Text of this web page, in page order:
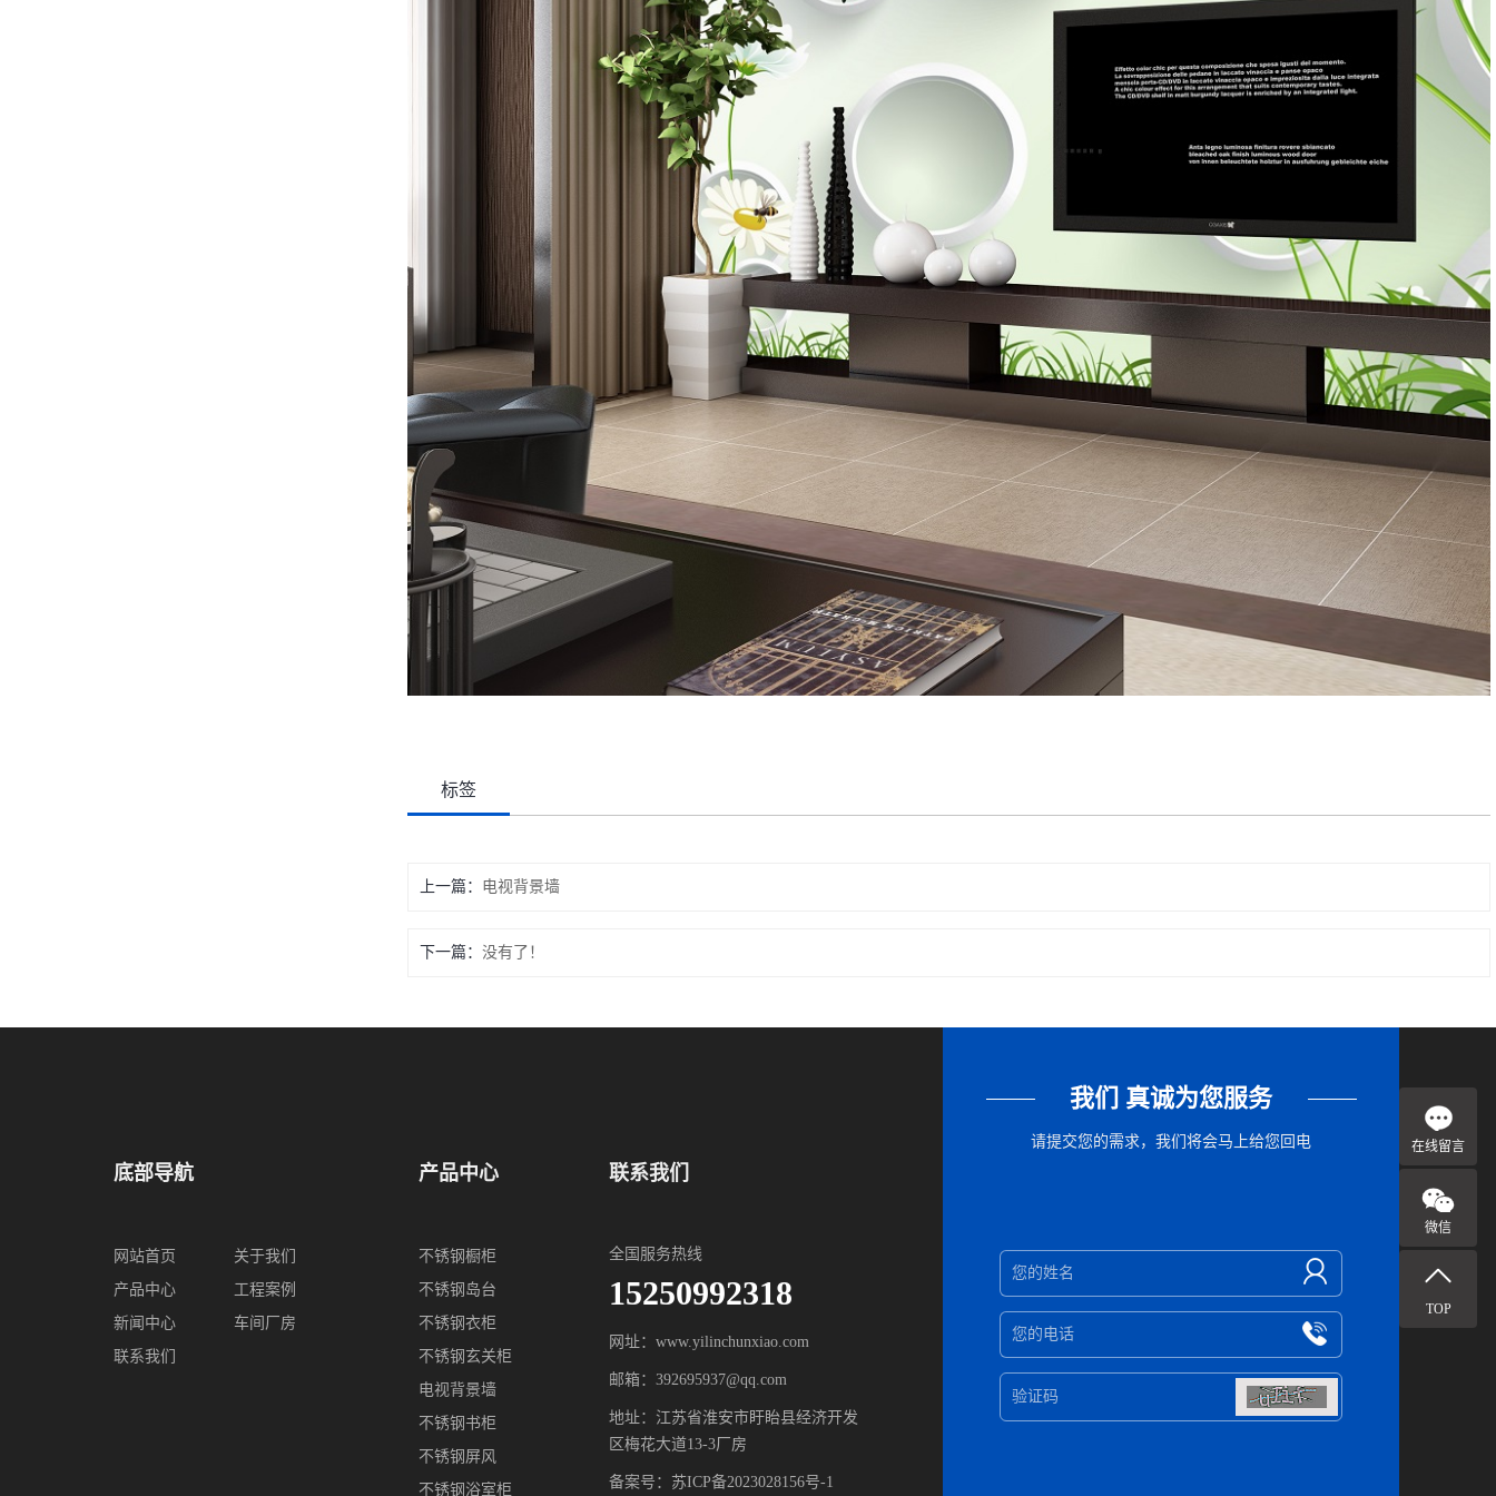
标签
上一篇： 电视背景墙
下一篇： 没有了！
底部导航
网站首页
关于我们
产品中心
工程案例
新闻中心
车间厂房
联系我们
产品中心
不锈钢橱柜
不锈钢岛台
不锈钢衣柜
不锈钢玄关柜
电视背景墙
不锈钢书柜
不锈钢屏风
不锈钢浴室柜
联系我们
全国服务热线
15250992318
网址：www.yilinchunxiao.com
邮箱：392695937@qq.com
地址：江苏省淮安市盱眙县经济开发
区梅花大道13-3厂房
备案号： 苏ICP备2023028156号-1
我们 真诚为您服务
请提交您的需求，我们将会马上给您回电 在线留言
微信
TOP